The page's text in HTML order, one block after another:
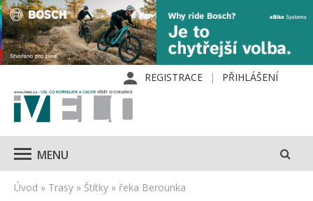
REGISTRACE PŘIHLÁŠENÍ
MENU
Úvod » Trasy » Štítky » řeka Berounka